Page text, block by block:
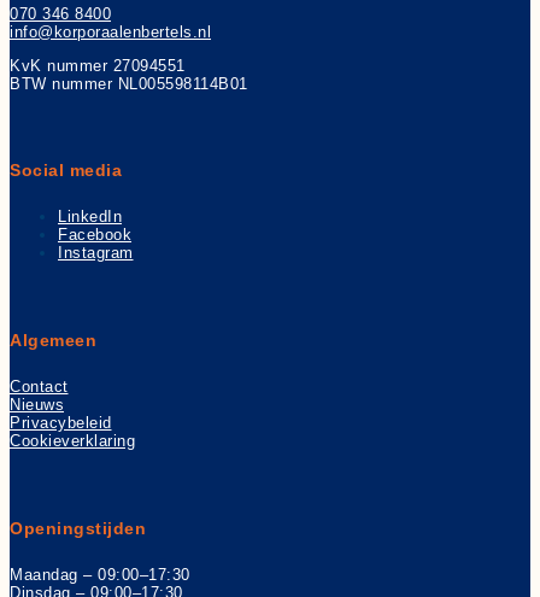
070 346 8400
info@korporaalenbertels.nl
KvK nummer 27094551
BTW nummer NL005598114B01
Social media
LinkedIn
Facebook
Instagram
Algemeen
Contact
Nieuws
Privacybeleid
Cookieverklaring
Openingstijden
Maandag – 09:00–17:30
Dinsdag – 09:00–17:30